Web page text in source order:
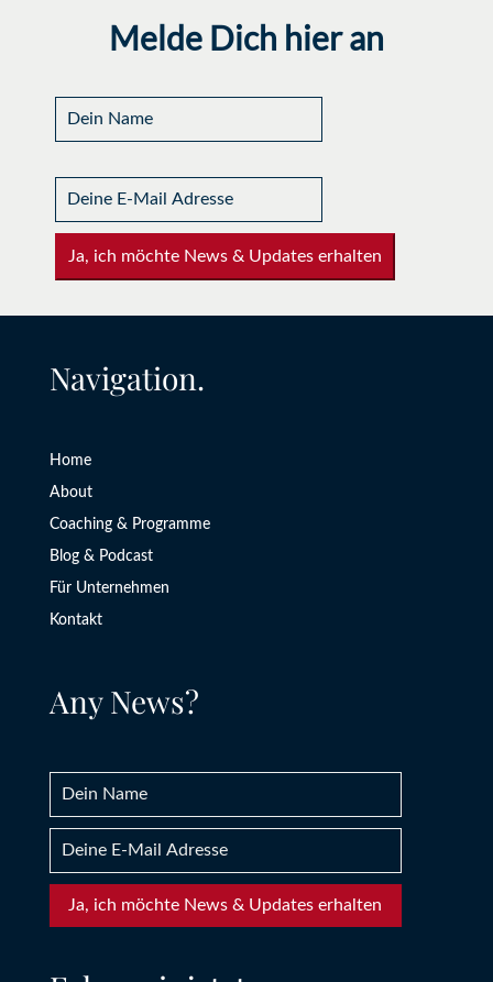
Melde Dich hier an
Ja, ich möchte News & Updates erhalten
Navigation.
Home
About
Coaching & Programme
Blog & Podcast
Für Unternehmen
Kontakt
Any News?
Ja, ich möchte News & Updates erhalten